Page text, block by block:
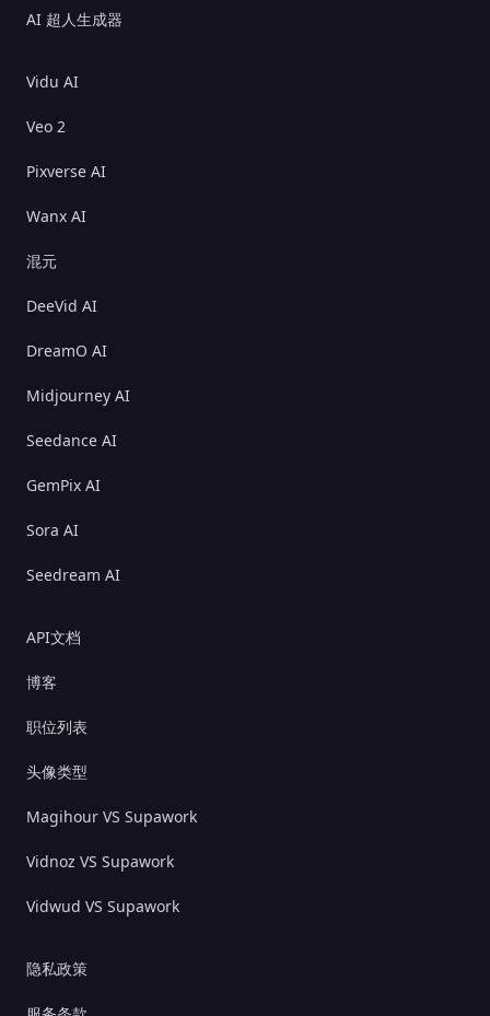
AI 超人生成器
Vidu AI
Veo 2
Pixverse AI
Wanx AI
混元
DeeVid AI
DreamO AI
Midjourney AI
Seedance AI
GemPix AI
Sora AI
Seedream AI
API文档
博客
职位列表
头像类型
Magihour VS Supawork
Vidnoz VS Supawork
Vidwud VS Supawork
隐私政策